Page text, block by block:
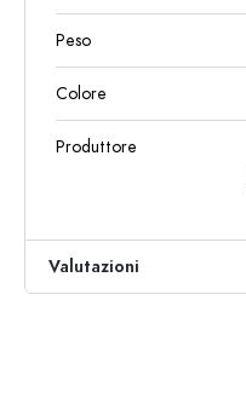
Peso
Colore
Produttore
Valutazioni